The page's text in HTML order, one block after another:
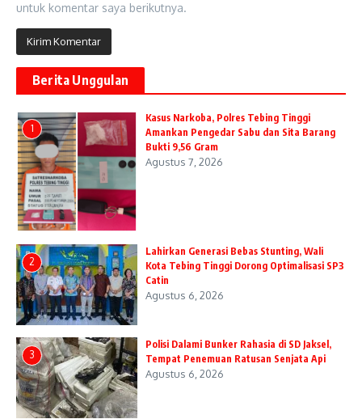
untuk komentar saya berikutnya.
Berita Unggulan
1
Kasus Narkoba, Polres Tebing Tinggi
Amankan Pengedar Sabu dan Sita Barang
Bukti 9,56 Gram
Agustus 7, 2026
2
Lahirkan Generasi Bebas Stunting, Wali
Kota Tebing Tinggi Dorong Optimalisasi SP3
Catin
Agustus 6, 2026
3
Polisi Dalami Bunker Rahasia di SD Jaksel,
Tempat Penemuan Ratusan Senjata Api
Agustus 6, 2026